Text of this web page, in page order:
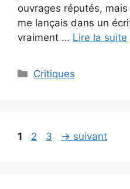
ouvrages réputés,
me lançais dans un
vraiment … Lire la suite
Critiques
1 2 3 → suivant